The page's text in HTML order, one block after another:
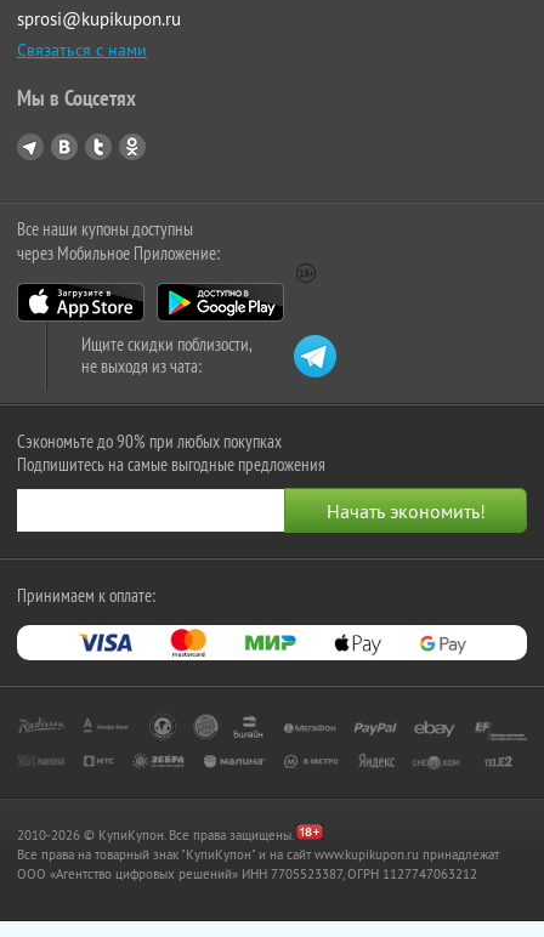
sprosi@kupikupon.ru
Связаться с нами
Мы в Соцсетях
Все наши купоны доступны
через Мобильное Приложение:
Ищите скидки поблизости,
не выходя из чата:
Сэкономьте до 90% при любых покупках
Подпишитесь на самые выгодные предложения
Принимаем к оплате:
2010-2026 © КупиКупон. Все права защищены.
Все права на товарный знак "КупиКупон" и на сайт www.kupikupon.ru принадлежат
OOO «Агентство цифровых решений» ИНН 7705523387, ОГРН 1127747063212